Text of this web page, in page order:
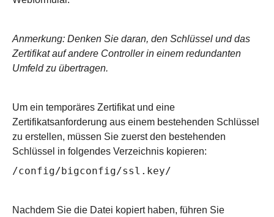
Anmerkung: Denken Sie daran, den Schlüssel und das
Zertifikat auf andere Controller in einem redundanten
Umfeld zu übertragen.
Um ein temporäres Zertifikat und eine
Zertifikatsanforderung aus einem bestehenden Schlüssel
zu erstellen, müssen Sie zuerst den bestehenden
Schlüssel in folgendes Verzeichnis kopieren:
/config/bigconfig/ssl.key/
Nachdem Sie die Datei kopiert haben, führen Sie